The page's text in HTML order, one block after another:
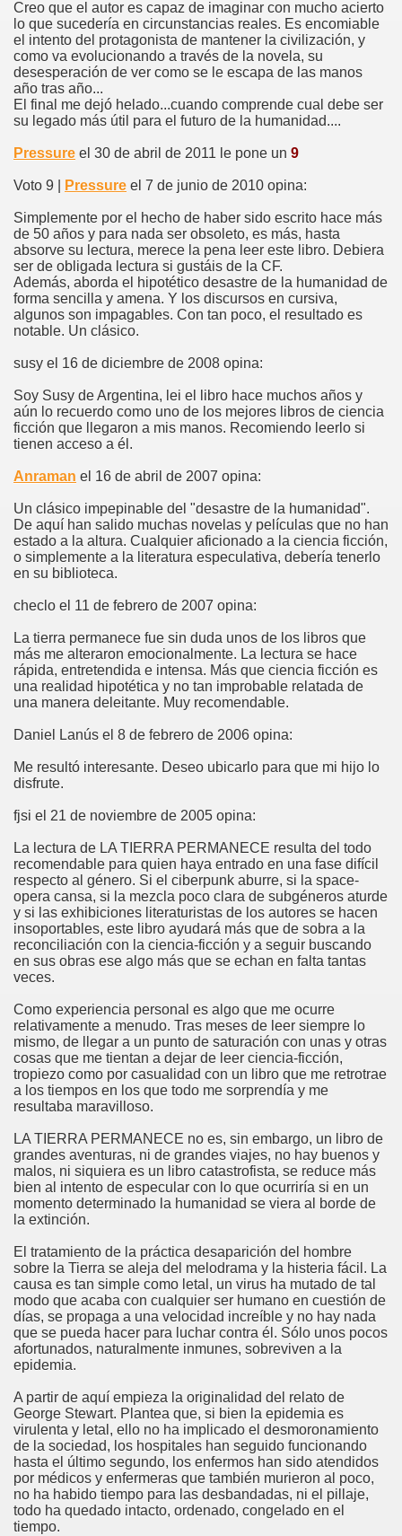
Creo que el autor es capaz de imaginar con mucho acierto
lo que sucedería en circunstancias reales. Es encomiable
el intento del protagonista de mantener la civilización, y
como va evolucionando a través de la novela, su
desesperación de ver como se le escapa de las manos
año tras año...
El final me dejó helado...cuando comprende cual debe ser
su legado más útil para el futuro de la humanidad....
Pressure el 30 de abril de 2011 le pone un 9
Voto 9 | Pressure el 7 de junio de 2010 opina:
Simplemente por el hecho de haber sido escrito hace más
de 50 años y para nada ser obsoleto, es más, hasta
absorve su lectura, merece la pena leer este libro. Debiera
ser de obligada lectura si gustáis de la CF.
Además, aborda el hipotético desastre de la humanidad de
forma sencilla y amena. Y los discursos en cursiva,
algunos son impagables. Con tan poco, el resultado es
notable. Un clásico.
susy el 16 de diciembre de 2008 opina:
Soy Susy de Argentina, lei el libro hace muchos años y
aún lo recuerdo como uno de los mejores libros de ciencia
ficción que llegaron a mis manos. Recomiendo leerlo si
tienen acceso a él.
Anraman el 16 de abril de 2007 opina:
Un clásico impepinable del "desastre de la humanidad".
De aquí han salido muchas novelas y películas que no han
estado a la altura. Cualquier aficionado a la ciencia ficción,
o simplemente a la literatura especulativa, debería tenerlo
en su biblioteca.
checlo el 11 de febrero de 2007 opina:
La tierra permanece fue sin duda unos de los libros que
más me alteraron emocionalmente. La lectura se hace
rápida, entretendida e intensa. Más que ciencia ficción es
una realidad hipotética y no tan improbable relatada de
una manera deleitante. Muy recomendable.
Daniel Lanús el 8 de febrero de 2006 opina:
Me resultó interesante. Deseo ubicarlo para que mi hijo lo
disfrute.
fjsi el 21 de noviembre de 2005 opina:
La lectura de LA TIERRA PERMANECE resulta del todo
recomendable para quien haya entrado en una fase difícil
respecto al género. Si el ciberpunk aburre, si la space-
opera cansa, si la mezcla poco clara de subgéneros aturde
y si las exhibiciones literaturistas de los autores se hacen
insoportables, este libro ayudará más que de sobra a la
reconciliación con la ciencia-ficción y a seguir buscando
en sus obras ese algo más que se echan en falta tantas
veces.
Como experiencia personal es algo que me ocurre
relativamente a menudo. Tras meses de leer siempre lo
mismo, de llegar a un punto de saturación con unas y otras
cosas que me tientan a dejar de leer ciencia-ficción,
tropiezo como por casualidad con un libro que me retrotrae
a los tiempos en los que todo me sorprendía y me
resultaba maravilloso.
LA TIERRA PERMANECE no es, sin embargo, un libro de
grandes aventuras, ni de grandes viajes, no hay buenos y
malos, ni siquiera es un libro catastrofista, se reduce más
bien al intento de especular con lo que ocurriría si en un
momento determinado la humanidad se viera al borde de
la extinción.
El tratamiento de la práctica desaparición del hombre
sobre la Tierra se aleja del melodrama y la histeria fácil. La
causa es tan simple como letal, un virus ha mutado de tal
modo que acaba con cualquier ser humano en cuestión de
días, se propaga a una velocidad increíble y no hay nada
que se pueda hacer para luchar contra él. Sólo unos pocos
afortunados, naturalmente inmunes, sobreviven a la
epidemia.
A partir de aquí empieza la originalidad del relato de
George Stewart. Plantea que, si bien la epidemia es
virulenta y letal, ello no ha implicado el desmoronamiento
de la sociedad, los hospitales han seguido funcionando
hasta el último segundo, los enfermos han sido atendidos
por médicos y enfermeras que también murieron al poco,
no ha habido tiempo para las desbandadas, ni el pillaje,
todo ha quedado intacto, ordenado, congelado en el
tiempo.